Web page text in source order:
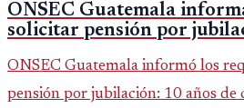
ONSEC Guatemala
solicitar pensión por
ONSEC Guatemala informó los
pensión por jubilación: 10 años